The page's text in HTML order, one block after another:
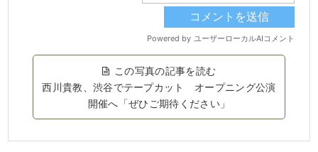
この写真の記事を読む
西川貴教、渋谷でテープカット オープニング公演
開催へ「ぜひご期待ください」